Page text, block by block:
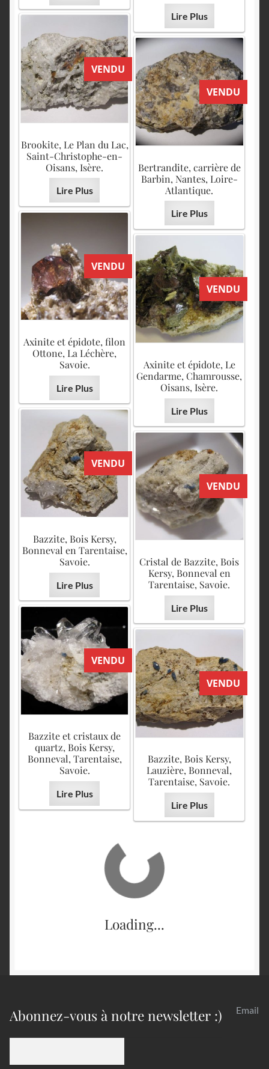
Lire Plus
VENDU
Brookite, Le Plan du Lac,
Saint-Christophe-en-
Oisans, Isère.
Lire Plus
VENDU
Bertrandite, carrière de
Barbin, Nantes, Loire-
Atlantique.
Lire Plus
VENDU
Axinite et épidote, filon
Ottone, La Léchère,
Savoie.
Lire Plus
VENDU
Axinite et épidote, Le
Gendarme, Chamrousse,
Oisans, Isère.
Lire Plus
VENDU
Bazzite, Bois Kersy,
Bonneval en Tarentaise,
Savoie.
Lire Plus
VENDU
Cristal de Bazzite, Bois
Kersy, Bonneval en
Tarentaise, Savoie.
Lire Plus
VENDU
Bazzite et cristaux de
quartz, Bois Kersy,
Bonneval, Tarentaise,
Savoie.
Lire Plus
VENDU
Bazzite, Bois Kersy,
Lauzière, Bonneval,
Tarentaise, Savoie.
Lire Plus